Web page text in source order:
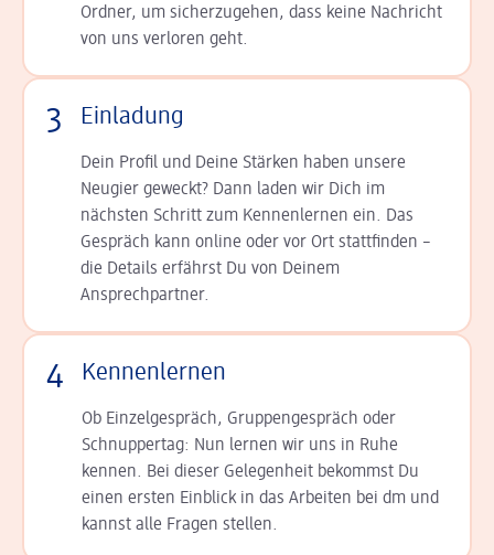
Ordner, um sicherzugehen, dass keine Nachricht
von uns verloren geht.
3 Einladung
Dein Profil und Deine Stär­ken haben unsere
Neugier geweckt? Dann laden wir Dich im
nächsten Schritt zum Kennen­lernen ein. Das
Gespräch kann online oder vor Ort statt­finden –
die Details er­fährst Du von Deinem
Ansprechpartner.
4 Kennenlernen
Ob Einzelgespräch, Grup­pen­gespräch oder
Schnup­per­tag: Nun lernen wir uns in Ruhe
kennen. Bei dieser Gelegenheit bekommst Du
einen ersten Einblick in das Arbeiten bei dm und
kannst alle Fragen stellen.